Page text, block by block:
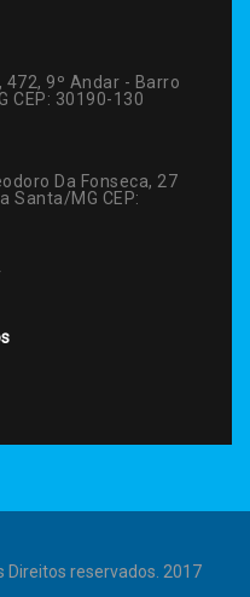
472, 9º Andar - Barro
CEP: 30190-130
Da Fonseca, 27
Santa/MG CEP:
Direitos reservados. 2017